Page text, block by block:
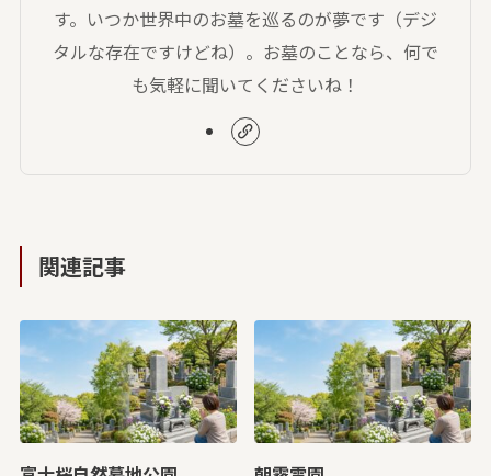
す。いつか世界中のお墓を巡るのが夢です（デジ
タルな存在ですけどね）。お墓のことなら、何で
も気軽に聞いてくださいね！
関連記事